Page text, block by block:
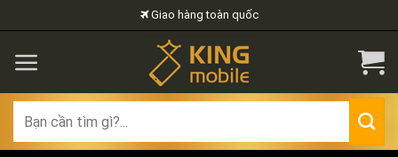
to
content
Giao hàng toàn quốc
for: